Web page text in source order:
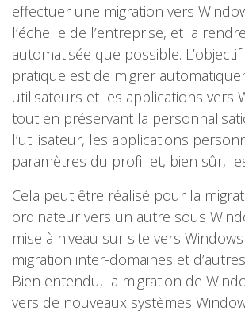
effectuer une migration vers
l’échelle de l’entreprise, et la
automatisée que possible.
pratique est de migrer
utilisateurs et les applications vers
tout en préservant la
l’utilisateur, les applications
paramètres du profil et, bien sûr,
Cela peut être réalisé pour la
ordinateur vers un autre sous
mise à niveau sur site vers
migration inter-domaines et
Bien entendu, la migration de
vers de nouveaux systèmes